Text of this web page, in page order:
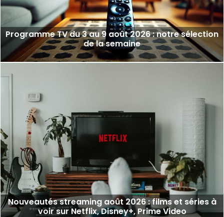
Programme TV du 3 au 9 août 2026 : notre sélection
de la semaine
Nouveautés streaming août 2026 : films et séries à
voir sur Netflix, Disney+, Prime Video